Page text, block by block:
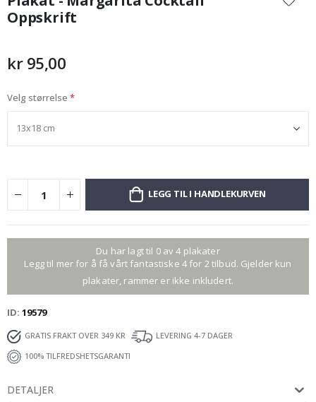
begynnelsen
av
Oppskrift
kr 95,00
Velg størrelse
LEGG TIL I HANDLEKURVEN
Du har lagt til 0 av 4 plakater
Legg til mer for å få vårt fantastiske 4 for 2 tilbud. Gjelder kun
plakater, rammer er ikke inkludert.
ID 19579
GRATIS FRAKT OVER 349 KR
LEVERING 4-7 DAGER
100% TILFREDSHETSGARANTI
DETALJER